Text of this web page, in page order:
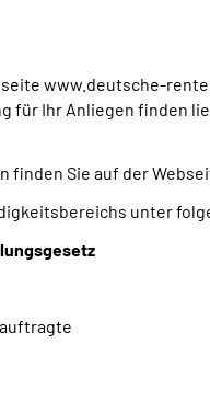
www.deutsche-
für Ihr Anliegen finden
finden Sie auf der
unter